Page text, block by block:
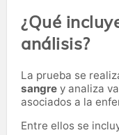
¿Qué
análisis?
La prueba se
sangre y analiza
asociados a la
Entre ellos se